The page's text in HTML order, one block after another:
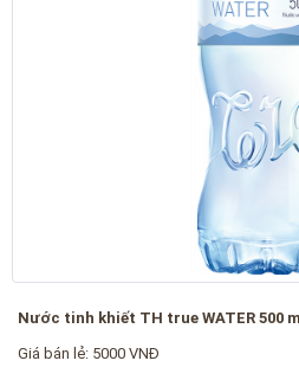
Nước tinh khiết TH true WATER 500 ml
Giá bán lẻ: 5000 VNĐ